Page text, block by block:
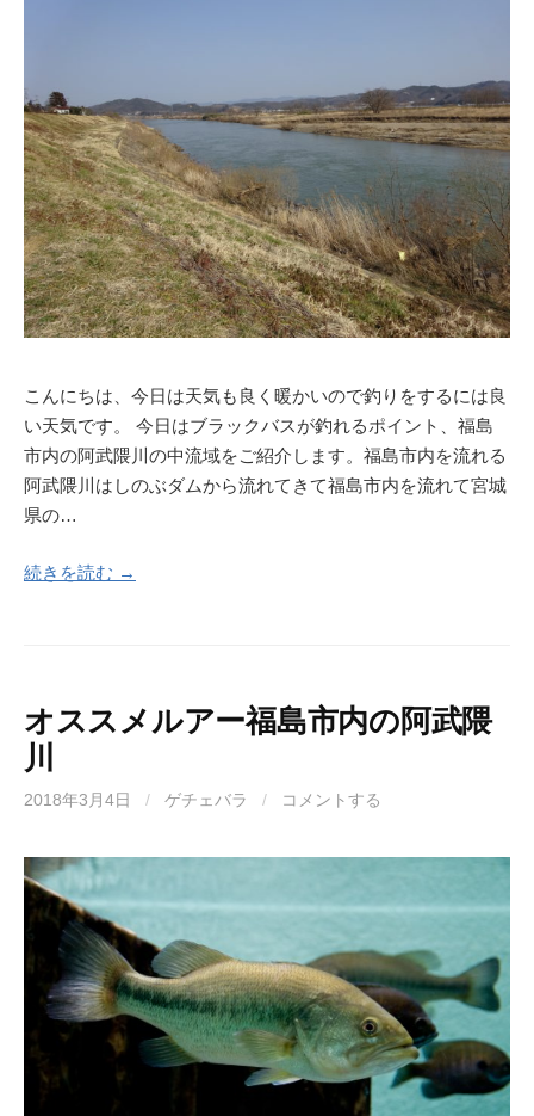
こんにちは、今日は天気も良く暖かいので釣りをするには良
い天気です。 今日はブラックバスが釣れるポイント、福島
市内の阿武隈川の中流域をご紹介します。福島市内を流れる
阿武隈川はしのぶダムから流れてきて福島市内を流れて宮城
県の…
続きを読む →
オススメルアー福島市内の阿武隈
川
2018年3月4日 / ゲチェバラ / コメントする